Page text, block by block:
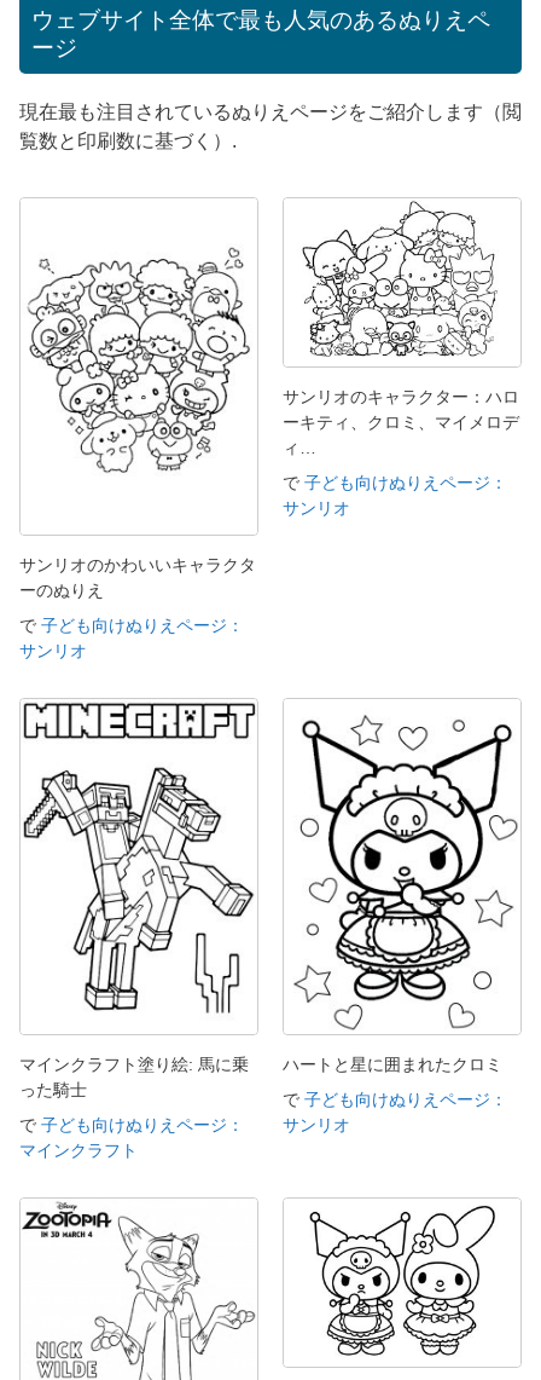
ウェブサイト全体で最も人気のあるぬりえペ
ージ
現在最も注目されているぬりえページをご紹介します（閲
覧数と印刷数に基づく）.
サンリオのかわいいキャラクタ
ーのぬりえ
で 子ども向けぬりえページ：
サンリオ
サンリオのキャラクター：ハロ
ーキティ、クロミ、マイメロデ
ィ…
で 子ども向けぬりえページ：
サンリオ
マインクラフト塗り絵: 馬に乗
った騎士
で 子ども向けぬりえページ：
マインクラフト
ハートと星に囲まれたクロミ
で 子ども向けぬりえページ：
サンリオ